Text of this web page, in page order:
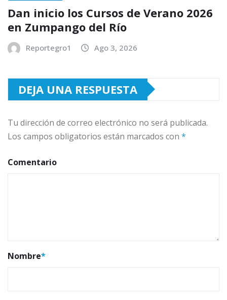
Dan inicio los Cursos de Verano 2026
en Zumpango del Río
Reportegro1 Ago 3, 2026
DEJA UNA RESPUESTA
Tu dirección de correo electrónico no será publicada.
Los campos obligatorios están marcados con *
Comentario
Nombre*